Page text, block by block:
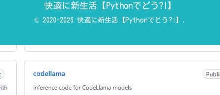
快適に新生活【Pythonでどう?!】
© 2020-2026 快適に新生活【Pythonでどう?!】.